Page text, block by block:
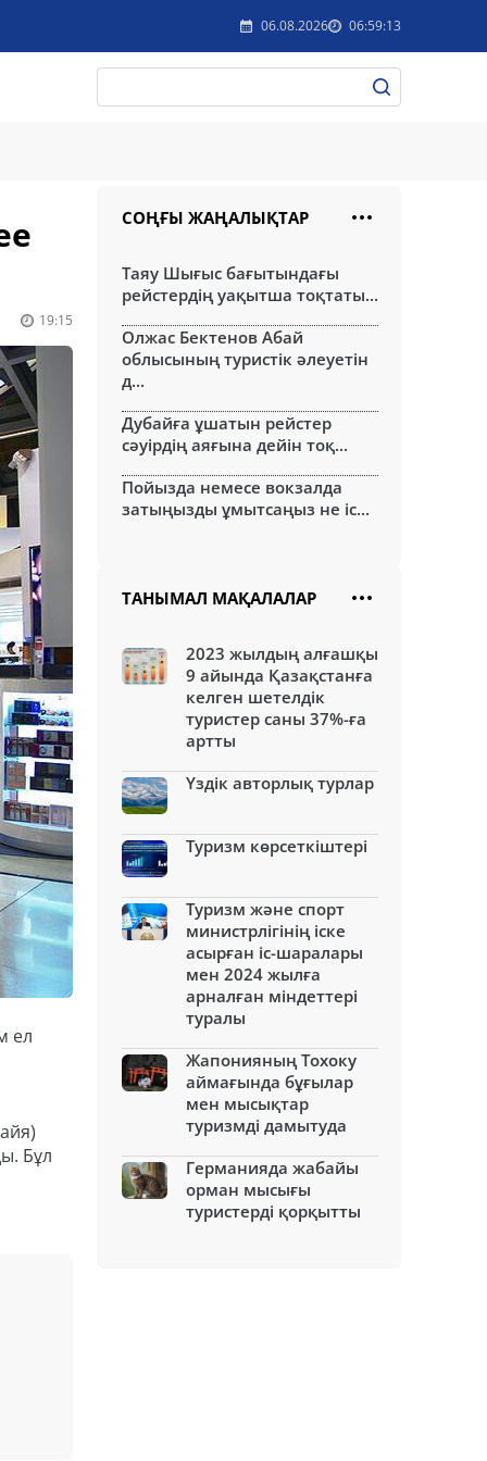
06.08.2026 06:59:13
19:15
ел
Бұл
СОҢҒЫ ЖАҢАЛЫҚТАР
Таяу Шығыс бағытындағы
рейстердің уақытша тоқтаты...
Олжас Бектенов Абай
облысының туристік әлеуетін
д...
Дубайға ұшатын рейстер
сәуірдің аяғына дейін тоқ...
Пойызда немесе вокзалда
затыңызды ұмытсаңыз не іс...
ТАНЫМАЛ МАҚАЛАЛАР
2023 жылдың алғашқы
9 айында Қазақстанға
келген шетелдік
туристер саны 37%-ға
артты
Үздік авторлық турлар
Туризм көрсеткіштері
Туризм және спорт
министрлігінің іске
асырған іс-шаралары
мен 2024 жылға
арналған міндеттері
туралы
Жапонияның Тохоку
аймағында бұғылар
мен мысықтар
туризмді дамытуда
Германияда жабайы
орман мысығы
туристерді қорқытты